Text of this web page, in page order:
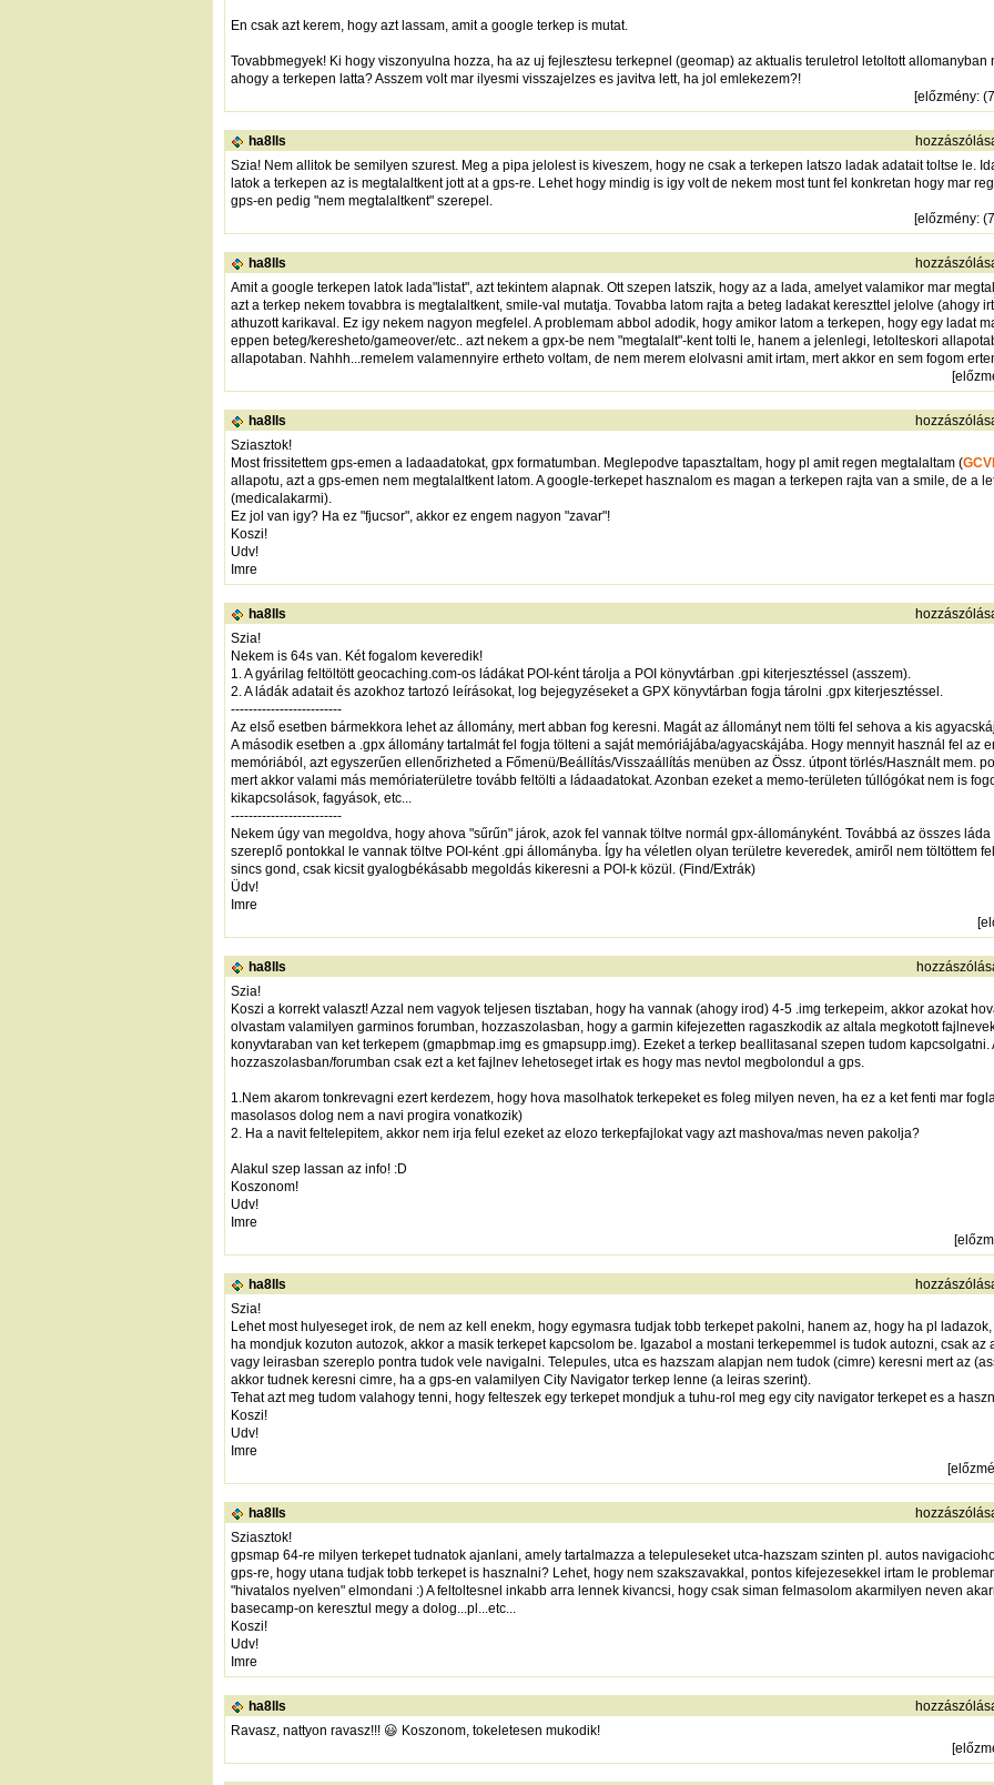
En csak azt kerem, hogy azt lassam, amit a google terkep is mutat.
Tovabbmegyek! Ki hogy viszonyulna hozza, ha az uj fejlesztesu terkepnel (geomap) az aktualis teruletrol letoltott
ahogy a terkepen latta? Asszem volt mar ilyesmi visszajelzes es javitva lett, ha jol emlekezem?!
[előzmény:
ha8lls
Szia! Nem allitok be semilyen szurest. Meg a pipa jelolest is kiveszem, hogy ne csak a terkepen latszo ladak adatait toltse le.
latok a terkepen az is megtalaltkent jott at a gps-re. Lehet hogy mindig is igy volt de nekem most tunt fel konkretan hogy mar
gps-en pedig "nem megtalaltkent" szerepel.
[előzmény:
ha8lls
Amit a google terkepen latok lada"listat", azt tekintem alapnak. Ott szepen latszik, hogy az a lada, amelyet valamikor mar
azt a terkep nekem tovabbra is megtalaltkent, smile-val mutatja. Tovabba latom rajta a beteg ladakat kereszttel jelolve (ahogy
athuzott karikaval. Ez igy nekem nagyon megfelel. A problemam abbol adodik, hogy amikor latom a terkepen, hogy egy ladat
eppen beteg/keresheto/gameover/etc.. azt nekem a gpx-be nem "megtalalt"-kent tolti le, hanem a jelenlegi, letolteskori
allapotaban. Nahhh...remelem valamennyire ertheto voltam, de nem merem elolvasni amit irtam, mert akkor en sem fogom
[
ha8lls
Sziasztok!
Most frissitettem gps-emen a ladaadatokat, gpx formatumban. Meglepodve tapasztaltam, hogy pl amit regen megtalaltam (
allapotu, azt a gps-emen nem megtalaltkent latom. A google-terkepet hasznalom es magan a terkepen rajta van a smile, de a
(medicalakarmi).
Ez jol van igy? Ha ez "fjucsor", akkor ez engem nagyon "zavar"!
Koszi!
Udv!
Imre
ha8lls
Szia!
Nekem is 64s van. Két fogalom keveredik!
1. A gyárilag feltöltött geocaching.com-os ládákat POI-ként tárolja a POI könyvtárban .gpi kiterjesztéssel (asszem).
2. A ládák adatait és azokhoz tartozó leírásokat, log bejegyzéseket a GPX könyvtárban fogja tárolni .gpx kiterjesztéssel.
-------------------------
Az első esetben bármekkora lehet az állomány, mert abban fog keresni. Magát az állományt nem tölti fel sehova a kis
A második esetben a .gpx állomány tartalmát fel fogja tölteni a saját memóriájába/agyacskájába. Hogy mennyit használ fel az
memóriából, azt egyszerűen ellenőrizheted a Főmenü/Beállítás/Visszaállítás menüben az Össz. útpont törlés/Használt mem.
mert akkor valami más memóriaterületre tovább feltölti a ládaadatokat. Azonban ezeket a memo-területen túllógókat nem is
kikapcsolások, fagyások, etc...
-------------------------
Nekem úgy van megoldva, hogy ahova "sűrűn" járok, azok fel vannak töltve normál gpx-állományként. Továbbá az összes
szereplő pontokkal le vannak töltve POI-ként .gpi állományba. Így ha véletlen olyan területre keveredek, amiről nem töltöttem
sincs gond, csak kicsit gyalogbékásabb megoldás kikeresni a POI-k közül. (Find/Extrák)
Üdv!
Imre
[
ha8lls
Szia!
Koszi a korrekt valaszt! Azzal nem vagyok teljesen tisztaban, hogy ha vannak (ahogy irod) 4-5 .img terkepeim, akkor azokat
olvastam valamilyen garminos forumban, hozzaszolasban, hogy a garmin kifejezetten ragaszkodik az altala megkotott
konyvtaraban van ket terkepem (gmapbmap.img es gmapsupp.img). Ezeket a terkep beallitasanal szepen tudom
hozzaszolasban/forumban csak ezt a ket fajlnev lehetoseget irtak es hogy mas nevtol megbolondul a gps.
1.Nem akarom tonkrevagni ezert kerdezem, hogy hova masolhatok terkepeket es foleg milyen neven, ha ez a ket fenti mar
masolasos dolog nem a navi progira vonatkozik)
2. Ha a navit feltelepitem, akkor nem irja felul ezeket az elozo terkepfajlokat vagy azt mashova/mas neven pakolja?
Alakul szep lassan az info! :D
Koszonom!
Udv!
Imre
[
ha8lls
Szia!
Lehet most hulyeseget irok, de nem az kell enekm, hogy egymasra tudjak tobb terkepet pakolni, hanem az, hogy ha pl
ha mondjuk kozuton autozok, akkor a masik terkepet kapcsolom be. Igazabol a mostani terkepemmel is tudok autozni, csak
vagy leirasban szereplo pontra tudok vele navigalni. Telepules, utca es hazszam alapjan nem tudok (cimre) keresni mert az
akkor tudnek keresni cimre, ha a gps-en valamilyen City Navigator terkep lenne (a leiras szerint).
Tehat azt meg tudom valahogy tenni, hogy felteszek egy terkepet mondjuk a tuhu-rol meg egy city navigator terkepet es a
Koszi!
Udv!
Imre
[
ha8lls
Sziasztok!
gpsmap 64-re milyen terkepet tudnatok ajanlani, amely tartalmazza a telepuleseket utca-hazszam szinten pl. autos
gps-re, hogy utana tudjak tobb terkepet is hasznalni? Lehet, hogy nem szakszavakkal, pontos kifejezesekkel irtam le
"hivatalos nyelven" elmondani :) A feltoltesnel inkabb arra lennek kivancsi, hogy csak siman felmasolom akarmilyen neven
basecamp-on keresztul megy a dolog...pl...etc...
Koszi!
Udv!
Imre
ha8lls
Ravasz, nattyon ravasz!!! 😃 Koszonom, tokeletesen mukodik!
[